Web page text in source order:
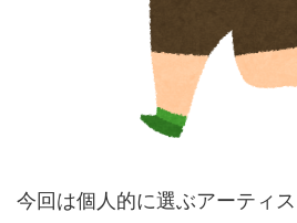
今回は個人的に選ぶアーティ